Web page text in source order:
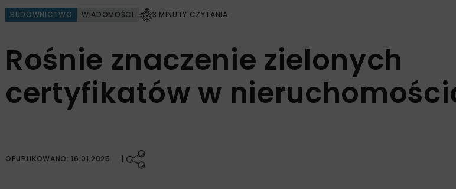
BUDOWNICTWO WIADOMOŚCI 3 MINUTY CZYTANIA
Rośnie znaczenie zielonych
certyfikatów w
OPUBLIKOWANO: 16.01.2025